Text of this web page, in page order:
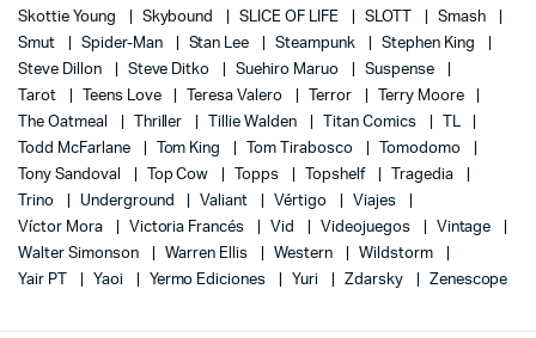
Skottie Young
Skybound SLICE OF LIFE SLOTT
Smash
Smut
Spider-Man Stan Lee Steampunk
Stephen King
Steve Dillon
Steve Ditko Suehiro Maruo
Suspense
Tarot
Teens Love Teresa Valero Terror
Terry Moore
The Oatmeal
Thriller Tillie Walden Titan Comics
TL
Todd McFarlane
Tom King Tom Tirabosco
Tomodomo
Tony Sandoval
Top Cow Topps Topshelf
Tragedia
Trino
Underground Valiant Vértigo
Viajes
Víctor Mora
Victoria Francés Vid Videojuegos
Vintage
Walter Simonson
Warren Ellis Western
Wildstorm
Yair PT
Yaoi Yermo Ediciones Yuri Zdarsky Zenescope